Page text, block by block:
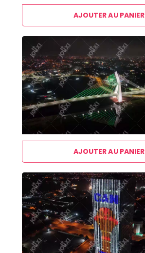
AJOUTER AU PANIER
AJOUTER AU PANIER